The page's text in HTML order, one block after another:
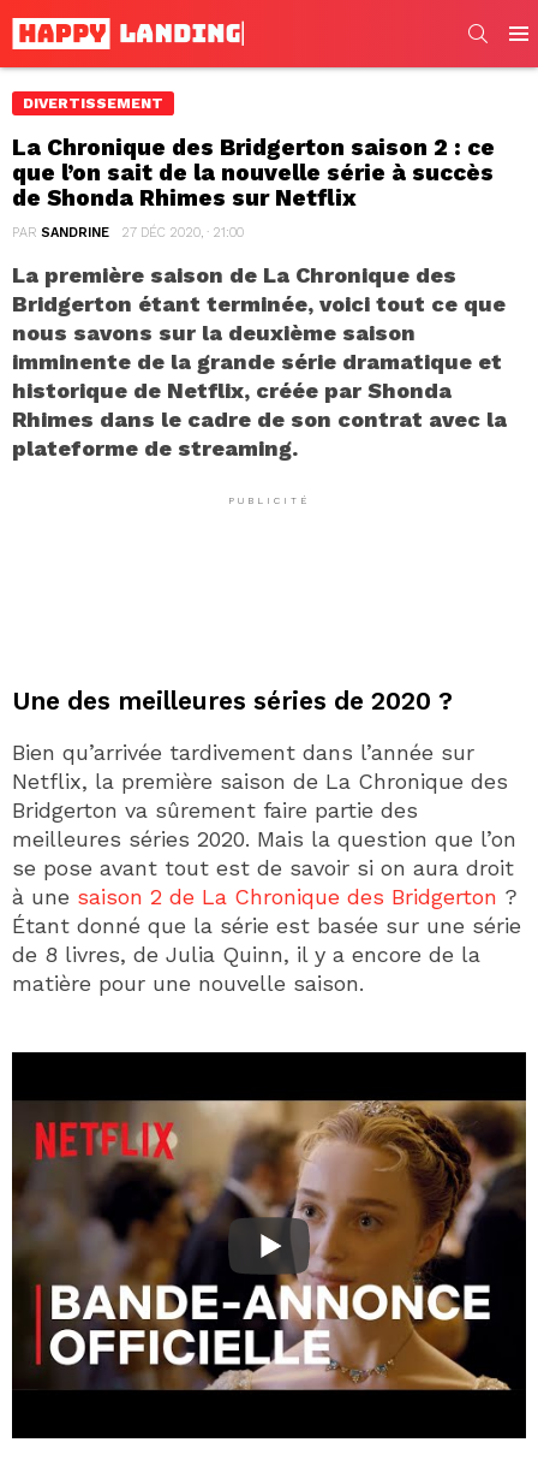
DIVERTISSEMENT
La Chronique des Bridgerton saison 2 : ce
que l’on sait de la nouvelle série à succès
de Shonda Rhimes sur Netflix
PAR SANDRINE 27 DÉC 2020, · 21:00
La première saison de La Chronique des
Bridgerton étant terminée, voici tout ce que
nous savons sur la deuxième saison
imminente de la grande série dramatique et
historique de Netflix, créée par Shonda
Rhimes dans le cadre de son contrat avec la
plateforme de streaming.
PUBLICITÉ
Une des meilleures séries de 2020 ?
Bien qu’arrivée tardivement dans l’année sur
Netflix, la première saison de La Chronique des
Bridgerton va sûrement faire partie des
meilleures séries 2020. Mais la question que l’on
se pose avant tout est de savoir si on aura droit
à une saison 2 de La Chronique des Bridgerton ?
Étant donné que la série est basée sur une série
de 8 livres, de Julia Quinn, il y a encore de la
matière pour une nouvelle saison.